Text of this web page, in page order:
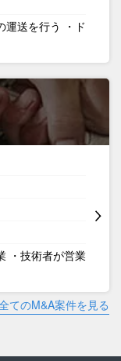
運送を行う ・ド
・技術者が営業
てのM&A案件を見る